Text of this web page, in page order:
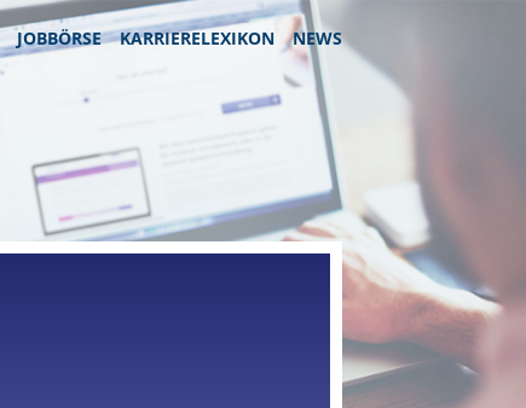
JOBBÖRSE KARRIERELEXIKON NEWS